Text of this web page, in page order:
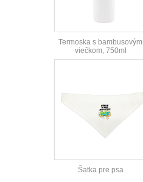
Termoska s bambusovým
viečkom, 750ml
Šatka pre psa